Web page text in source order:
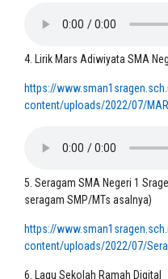
4. Lirik Mars Adiwiyata SMA
https://
content/uploads/2022/07/
5. Seragam SMA Negeri 1
seragam SMP/MTs asalnya)
https://
content/uploads/2022/07/
6. Lagu Sekolah Ramah Digital